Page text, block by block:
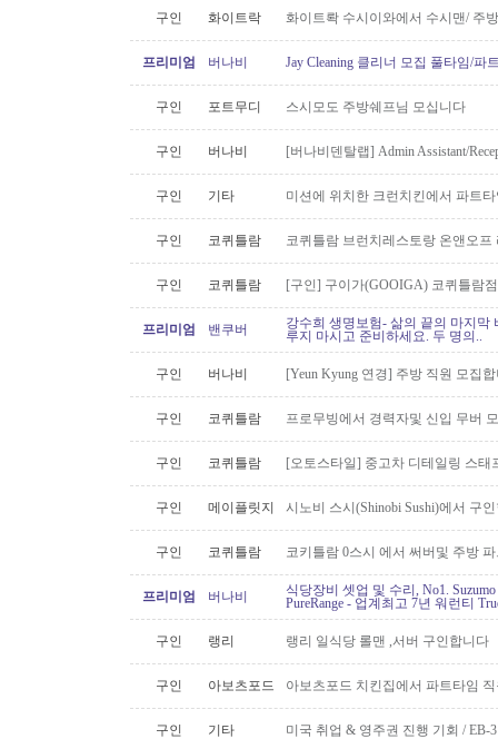
구인 화이트락 화이트롹 수시이와에서 수시맨/ 주
프리미엄 버나비 Jay Cleaning 클리너 모집 풀타임/파
구인 포트무디 스시모도 주방쉐프님 모십니다
구인 버나비 [버나비덴탈랩] Admin Assistant/
구인 기타 미션에 위치한 크런치킨에서 파트
구인 코퀴틀람 코퀴틀람 브런치레스토랑 온앤오
구인 코퀴틀람 [구인] 구이가(GOOIGA) 코퀴틀람
프리미엄 밴쿠버
강수희 생명보험- 삶의 끝의 마지막
루지 마시고 준비하세요. 두 명의..
구인 버나비 [Yeun Kyung 연경] 주방 직원 모집
구인 코퀴틀람 프로무빙에서 경력자및 신입 무버
구인 코퀴틀람 [오토스타일] 중고차 디테일링 스태
구인 메이플릿지 시노비 스시(Shinobi Sushi)에서 구
구인 코퀴틀람 코키틀람 0스시 에서 써버및 주방
프리미엄 버나비
식당장비 셋업 및 수리, No1.
PureRange - 업계최고 7년 워런티
구인 랭리 랭리 일식당 롤맨 ,서버 구인합니다
구인 아보츠포드 아보츠포드 치킨집에서 파트타임
구인 기타 미국 취업 & 영주권 진행 기회 / EB-